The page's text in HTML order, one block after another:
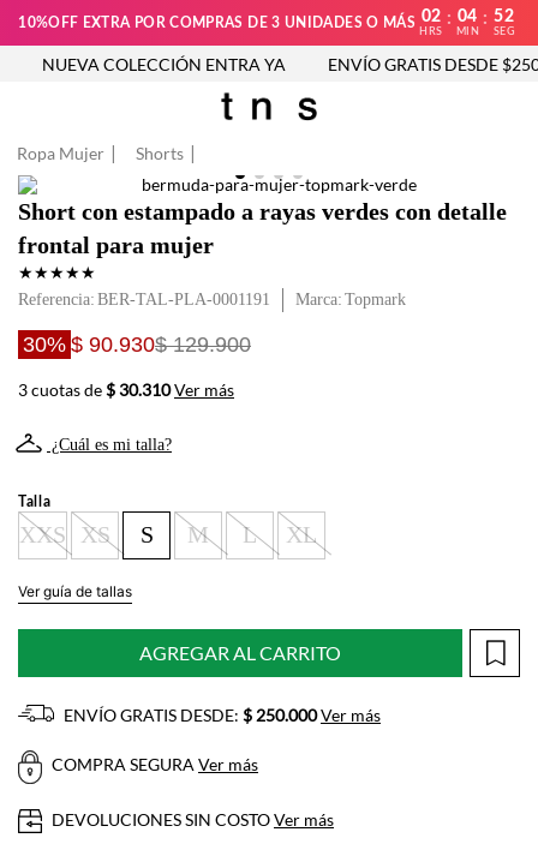
10%OFF EXTRA POR COMPRAS DE 3 UNIDADES O MÁS 02
HRS
: 04
MIN
: 52
SEG
NUEVA COLECCIÓN ENTRA YA ENVÍO GRATIS DESDE
Ropa Mujer Shorts
Short con estampado a rayas verdes con detalle
frontal para mujer
★★★★★
Referencia: BER-TAL-PLA-0001191 Topmark
30% $ 90.930$ 129.900
3 cuotas de$ 30.310Ver más
¿Cuál es mi talla?
Talla
XXS XS S M L XL
Ver guía de tallas
AGREGAR AL CARRITO
ENVÍO GRATIS DESDE: $ 250.000Ver más
COMPRA SEGURAVer más
DEVOLUCIONES SIN COSTOVer más